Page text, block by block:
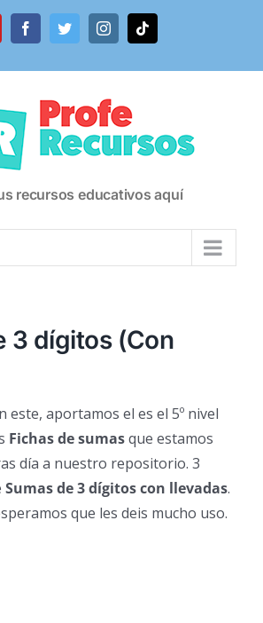
FacebookTwitterInstagramTiktok
recursos educativos aquí
3 dígitos (Con
este, aportamos el es el 5º nivel
Fichas de sumasque estamos
día a nuestro repositorio. 3
Sumas de 3 dígitos con llevadas.
que les deis mucho uso.